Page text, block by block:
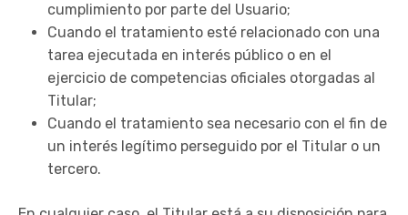
cumplimiento por parte del Usuario;
Cuando el tratamiento esté relacionado con una
tarea ejecutada en interés público o en el
ejercicio de competencias oficiales otorgadas al
Titular;
Cuando el tratamiento sea necesario con el fin de
un interés legítimo perseguido por el Titular o un
tercero.